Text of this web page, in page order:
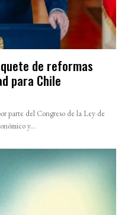
de reformas
para Chile
parte del Congreso de la Ley de
y...